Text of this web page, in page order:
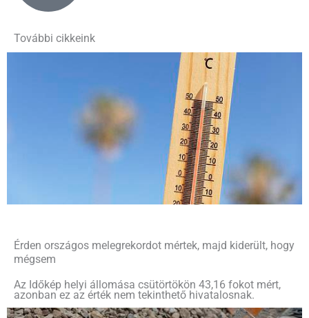
További cikkeink
Érden országos melegrekordot mértek, majd kiderült, hogy
mégsem
Az Időkép helyi állomása csütörtökön 43,16 fokot mért,
azonban ez az érték nem tekinthető hivatalosnak.